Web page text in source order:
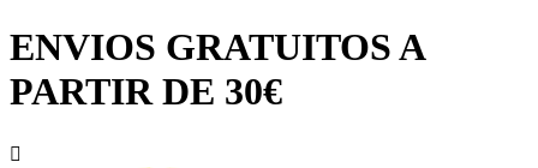
ENVIOS GRATUITOS A
PARTIR DE 30€
